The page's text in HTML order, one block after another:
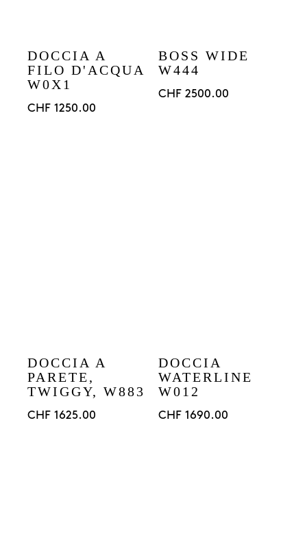
DOCCIA A
FILO D'ACQUA
W0X1
CHF 1250.00
BOSS WIDE
W444
CHF 2500.00
DOCCIA A
PARETE,
TWIGGY, W883
CHF 1625.00
DOCCIA
WATERLINE
W012
CHF 1690.00